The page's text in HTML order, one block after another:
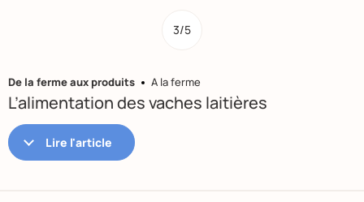
De la ferme aux produits A la ferme
L’alimentation des vaches laitières
3/5